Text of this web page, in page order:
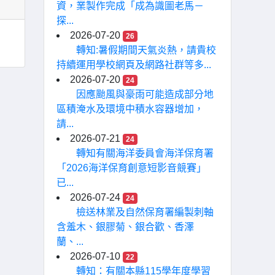
資，業製作完成「成為識圖老馬－
探...
2026-07-20
26
轉知:暑假期間天氣炎熱，請貴校
持續運用學校網頁及網路社群等多...
2026-07-20
24
因應颱風與豪雨可能造成部分地
區積淹水及環境中積水容器增加，
請...
2026-07-21
24
轉知有關海洋委員會海洋保育署
「2026海洋保育創意短影音競賽」
已...
2026-07-24
24
檢送林業及自然保育署編製刺軸
含羞木、銀膠菊、銀合歡、香澤
蘭、...
2026-07-10
22
轉知：有關本縣115學年度學習